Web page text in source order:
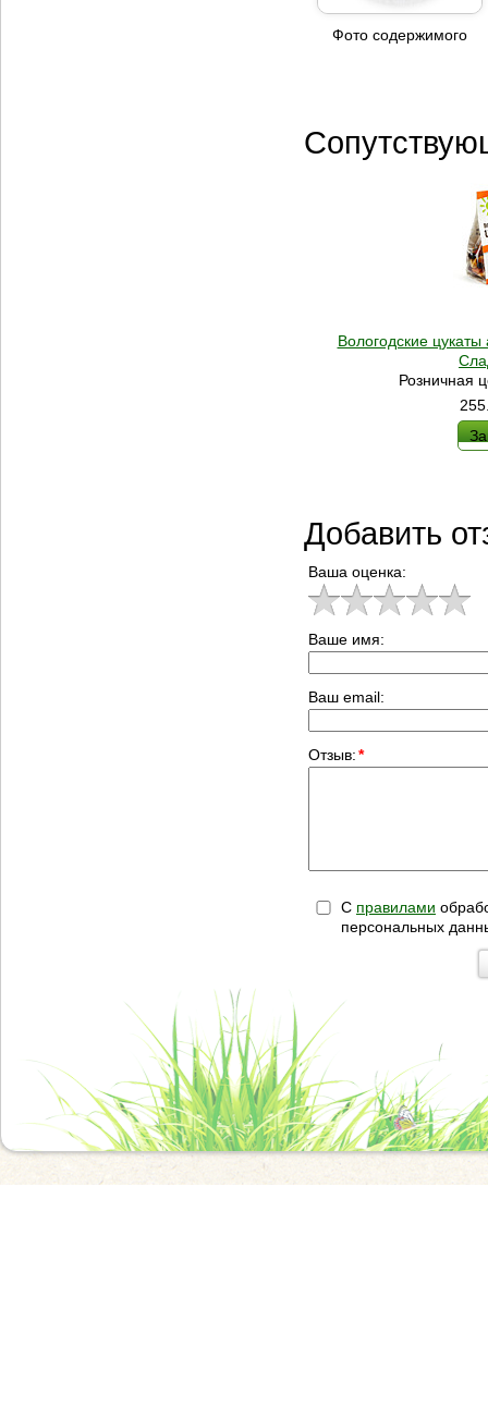
Фото содержимого
Вологодские цукаты
Розничная
Добавить
Ваша оценка:
Ваше имя:
Ваш email:
Отзыв:*
С правилами
персональных